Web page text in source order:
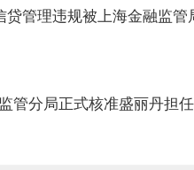
管理违规被上海金融监
管分局正式核准盛丽丹担